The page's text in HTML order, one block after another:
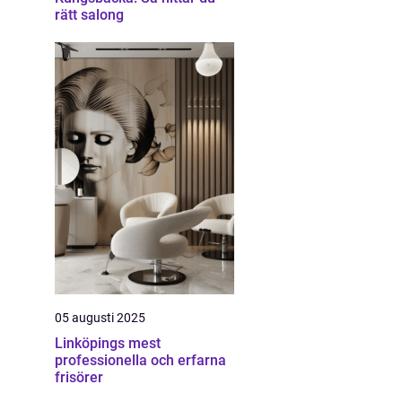
rätt salong
05 augusti 2025
Linköpings mest
professionella och erfarna
frisörer